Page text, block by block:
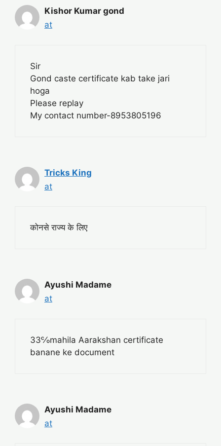
Kishor Kumar gond
at
Sir
Gond caste certificate kab take jari
hoga
Please replay
My contact number-8953805196
Tricks King
at
कोनसे राज्य के लिए
Ayushi Madame
at
33℅mahila Aarakshan certificate
banane ke document
Ayushi Madame
at